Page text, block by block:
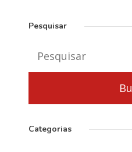
Pesquisar
Categorias